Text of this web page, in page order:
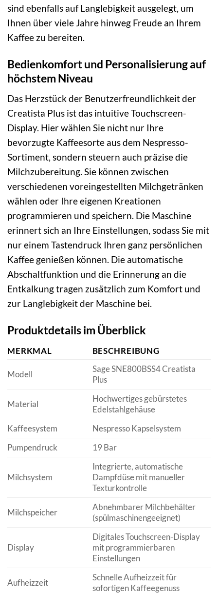
sind ebenfalls auf Langlebigkeit ausgelegt, um
Ihnen über viele Jahre hinweg Freude an Ihrem
Kaffee zu bereiten.
Bedienkomfort und Personalisierung auf
höchstem Niveau
Das Herzstück der Benutzerfreundlichkeit der
Creatista Plus ist das intuitive Touchscreen-
Display. Hier wählen Sie nicht nur Ihre
bevorzugte Kaffeesorte aus dem Nespresso-
Sortiment, sondern steuern auch präzise die
Milchzubereitung. Sie können zwischen
verschiedenen voreingestellten Milchgetränken
wählen oder Ihre eigenen Kreationen
programmieren und speichern. Die Maschine
erinnert sich an Ihre Einstellungen, sodass Sie mit
nur einem Tastendruck Ihren ganz persönlichen
Kaffee genießen können. Die automatische
Abschaltfunktion und die Erinnerung an die
Entkalkung tragen zusätzlich zum Komfort und
zur Langlebigkeit der Maschine bei.
Produktdetails im Überblick
MERKMAL BESCHREIBUNG
Modell
Sage SNE800BSS4 Creatista
Plus
Material
Hochwertiges gebürstetes
Edelstahlgehäuse
Kaffeesystem
Nespresso Kapselsystem
Pumpendruck
19 Bar
Milchsystem
Integrierte, automatische
Dampfdüse mit manueller
Texturkontrolle
Milchspeicher
Abnehmbarer Milchbehälter
(spülmaschinengeeignet)
Display
Digitales Touchscreen-Display
mit programmierbaren
Einstellungen
Aufheizzeit
Schnelle Aufheizzeit für
sofortigen Kaffeegenuss